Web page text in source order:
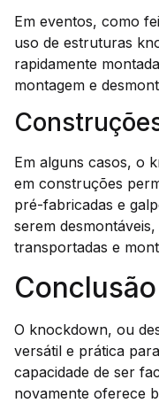
Em eventos, como
uso de estruturas
rapidamente
montagem e
Em alguns casos, o
em construções
pré-fabricadas e
serem
transportadas e
Conclusão
O knockdown, ou
versátil e prática
capacidade de ser
novamente oferece